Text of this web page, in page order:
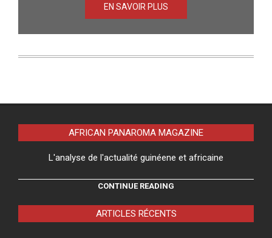
EN SAVOIR PLUS
AFRICAN PANAROMA MAGAZINE
L'analyse de l'actualité guinéene et africaine
CONTINUE READING
ARTICLES RÉCENTS